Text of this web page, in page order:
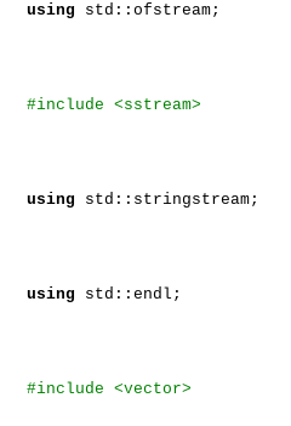
using std::ofstream;
#include <sstream>
using std::stringstream;
using std::endl;
#include <vector>